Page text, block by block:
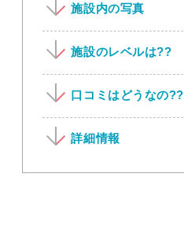
施設内の写真
施設のレベルは??
口コミはどうなの??
詳細情報